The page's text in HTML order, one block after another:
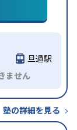
ットを利用
旦過駅
ません
塾の詳細を見る